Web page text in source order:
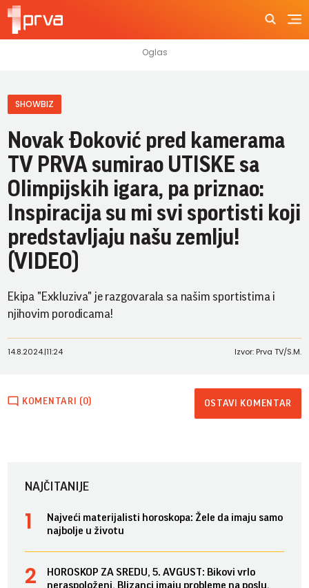
SHOWBIZ
Novak Đoković pred kamerama
TV PRVA sumirao UTISKE sa
Olimpijskih igara, pa priznao:
Inspiracija su mi svi sportisti koji
predstavljaju našu zemlju!
(VIDEO)
Ekipa "Exkluziva" je razgovarala sa našim sportistima i
njihovim porodicama!
14.8.2024.|11:24 Izvor: Prva TV/S.M.
KOMENTARI (0) OSTAVI KOMENTAR
NAJČITANIJE
Najveći materijalisti horoskopa: Žele da imaju samo
najbolje u životu
HOROSKOP ZA SREDU, 5. AVGUST: Bikovi vrlo
neraspoloženi, Blizanci imaju probleme na poslu,